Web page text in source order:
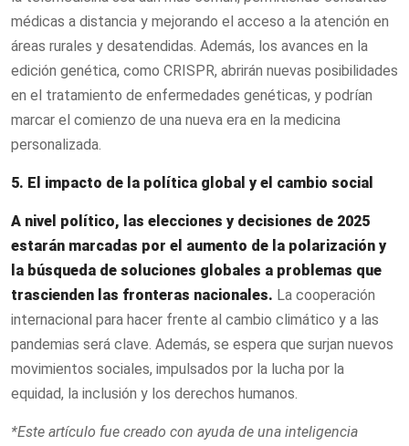
médicas a distancia y mejorando el acceso a la atención en
áreas rurales y desatendidas. Además, los avances en la
edición genética, como CRISPR, abrirán nuevas posibilidades
en el tratamiento de enfermedades genéticas, y podrían
marcar el comienzo de una nueva era en la medicina
personalizada.
5. El impacto de la política global y el cambio social
A nivel político, las elecciones y decisiones de 2025
estarán marcadas por el aumento de la polarización y
la búsqueda de soluciones globales a problemas que
trascienden las fronteras nacionales. La cooperación
internacional para hacer frente al cambio climático y a las
pandemias será clave. Además, se espera que surjan nuevos
movimientos sociales, impulsados por la lucha por la
equidad, la inclusión y los derechos humanos.
*Este artículo fue creado con ayuda de una inteligencia